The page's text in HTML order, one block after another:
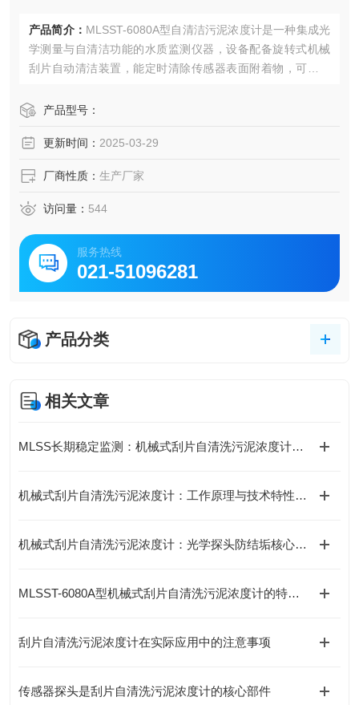
产品简介： MLSST-6080A型自清洁污泥浓度计是一种集成光
学测量与自清洁功能的水质监测仪器，设备配备旋转式机械
刮片自动清洁装置，能定时清除传感器表面附着物，可用于
产品型号：
更新时间： 2025-03-29
厂商性质： 生产厂家
访问量： 544
服务热线
021-51096281
产品分类
相关文章
MLSS长期稳定监测：机械式刮片自清洗污泥浓度计性能解析
机械式刮片自清洗污泥浓度计：工作原理与技术特性深度解析
机械式刮片自清洗污泥浓度计：光学探头防结垢核心结构与工作原理详解
MLSST-6080A型机械式刮片自清洗污泥浓度计的特点解析
刮片自清洗污泥浓度计在实际应用中的注意事项
传感器探头是刮片自清洗污泥浓度计的核心部件